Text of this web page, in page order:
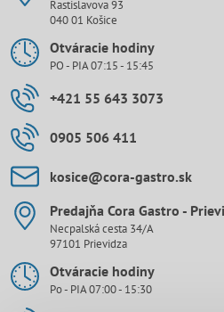
Rastislavova 93
040 01 Košice
Otváracie hodiny
PO - PIA 07:15 - 15:45
+421 55 643 3073
0905 506 411
kosice​@cora-gastro​.sk
Predajňa Cora Gastro -
Necpalská cesta 34/A
97101 Prievidza
Otváracie hodiny
Po - PIA 07:00 - 15:30